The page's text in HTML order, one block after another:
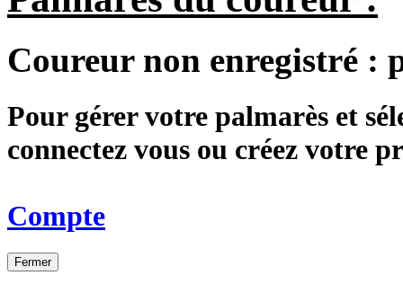
Coureur non enregistré :
Pour gérer votre palmarès et
connectez vous ou créez votre
Compte
Fermer